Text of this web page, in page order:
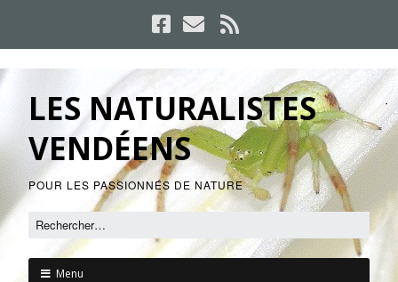
LES NATURALISTES
VENDÉENS
POUR LES PASSIONNÉS DE NATURE
Menu